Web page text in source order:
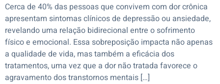
Cerca de 40% das pessoas que convivem com dor crônica
apresentam sintomas clínicos de depressão ou ansiedade,
revelando uma relação bidirecional entre o sofrimento
físico e emocional. Essa sobreposição impacta não apenas
a qualidade de vida, mas também a eficácia dos
tratamentos, uma vez que a dor não tratada favorece o
agravamento dos transtornos mentais […]